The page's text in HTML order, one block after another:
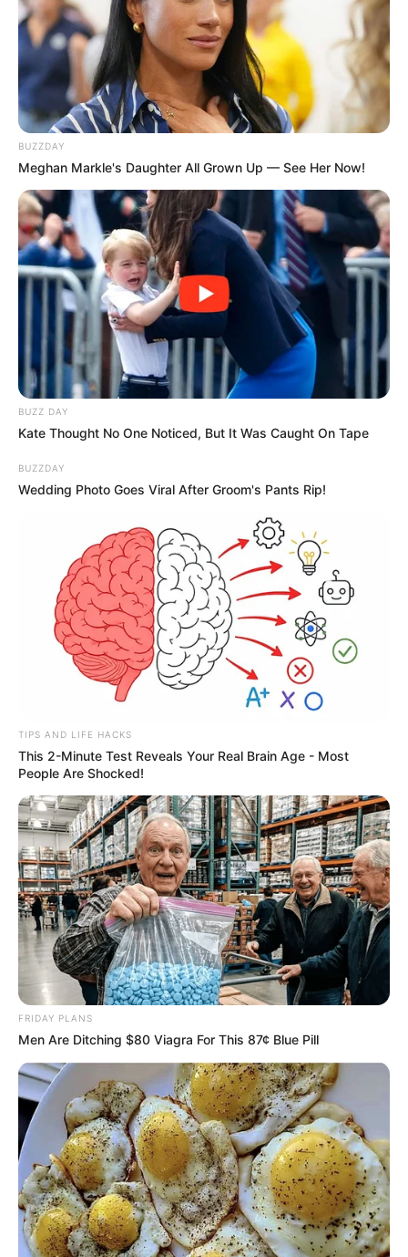
BUZZDAY
Meghan Markle's Daughter All Grown Up — See Her Now!
BUZZ DAY
Kate Thought No One Noticed, But It Was Caught On Tape
BUZZDAY
Wedding Photo Goes Viral After Groom's Pants Rip!
TIPS AND LIFE HACKS
This 2-Minute Test Reveals Your Real Brain Age - Most
People Are Shocked!
FRIDAY PLANS
Men Are Ditching $80 Viagra For This 87¢ Blue Pill